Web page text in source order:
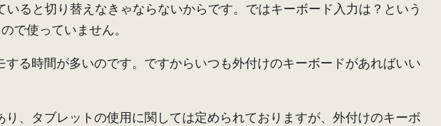
と切り替えなきゃならないからです。ではキーボード入力は？という
で使っていません。
る時間が多いのです。ですからいつも外付けのキーボードがあればいい
、タブレットの使用に関しては定められておりますが、外付けのキーボ